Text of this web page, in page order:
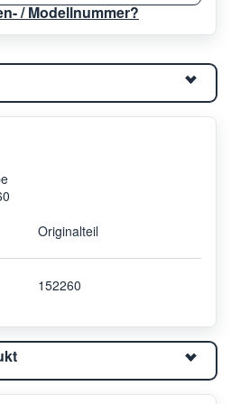
/ Modellnummer?
Originalteil
152260